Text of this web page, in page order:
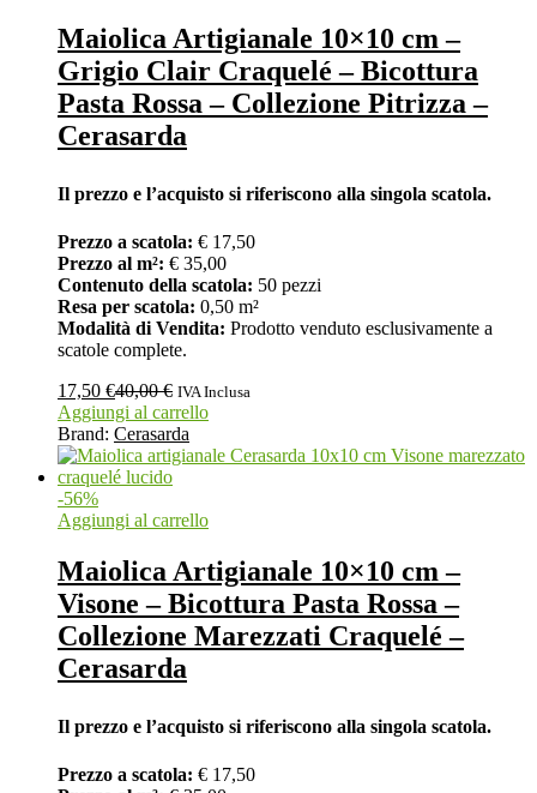
Maiolica Artigianale 10×10 cm –
Grigio Clair Craquelé – Bicottura
Pasta Rossa – Collezione Pitrizza –
Cerasarda
Il prezzo e l’acquisto si riferiscono alla singola scatola.
Prezzo a scatola: € 17,50
Prezzo al m²: € 35,00
Contenuto della scatola: 50 pezzi
Resa per scatola: 0,50 m²
Modalità di Vendita: Prodotto venduto esclusivamente a
scatole complete.
17,50 €40,00€ IVA Inclusa
Aggiungi al carrello
Brand: Cerasarda
-56%
Aggiungi al carrello
Maiolica Artigianale 10×10 cm –
Visone – Bicottura Pasta Rossa –
Collezione Marezzati Craquelé –
Cerasarda
Il prezzo e l’acquisto si riferiscono alla singola scatola.
Prezzo a scatola: € 17,50